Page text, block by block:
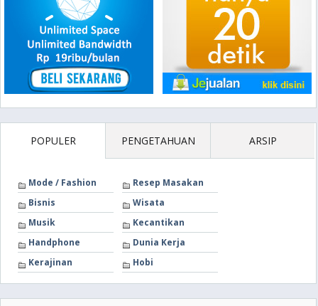
POPULER PENGETAHUAN ARSIP
Mode / Fashion
Resep Masakan
Bisnis
Wisata
Musik
Kecantikan
Handphone
Dunia Kerja
Kerajinan
Hobi